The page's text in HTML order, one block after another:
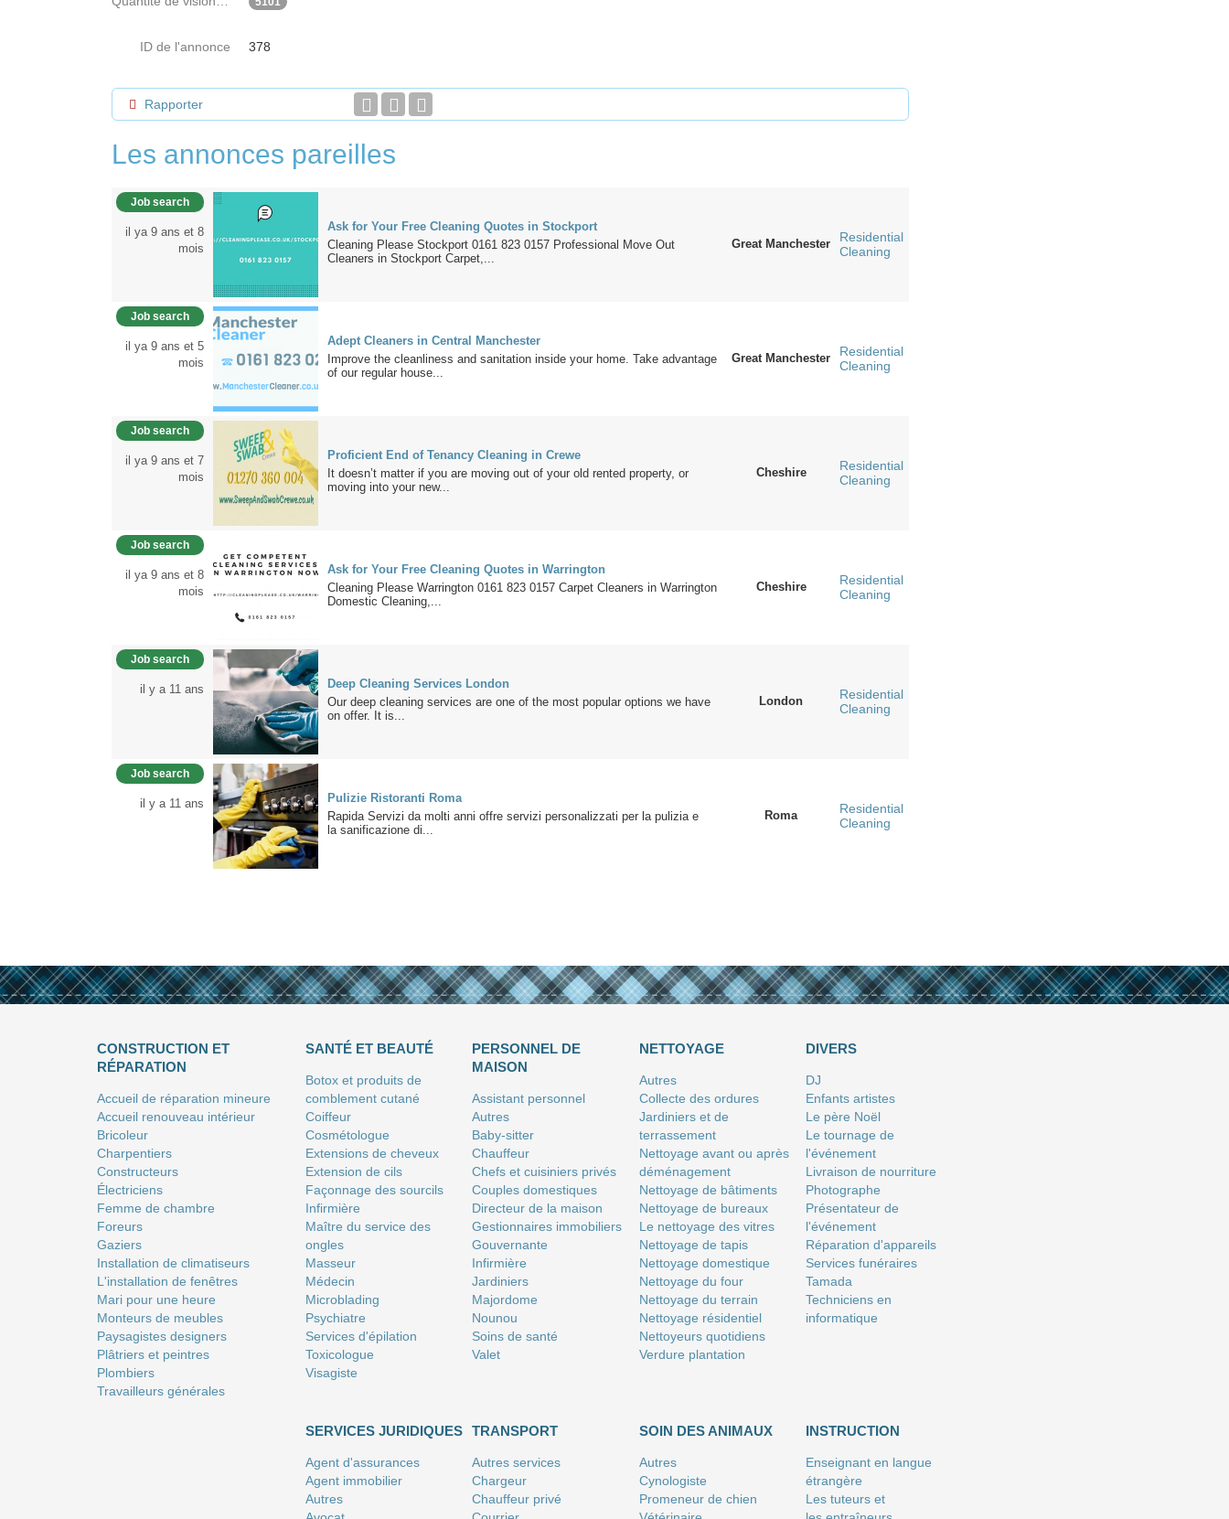
ID de l'annonce 378
Rapporter
Les annonces pareilles
Job search
il ya 9 ans et 8
mois
Ask for Your Free Cleaning Quotes in Stockport
Cleaning Please Stockport 0161 823 0157 Professional Move Out
Cleaners in Stockport Carpet,...
Great Manchester
Residential
Cleaning
Job search
il ya 9 ans et 5
mois
Adept Cleaners in Central Manchester
Improve the cleanliness and sanitation inside your home. Take advantage
of our regular house...
Great Manchester
Residential
Cleaning
Job search
il ya 9 ans et 7
mois
Proficient End of Tenancy Cleaning in Crewe
Іt dоеѕn’t mаttеr іf уоu аrе mоvіng оut оf уоur оld rеntеd рrореrtу, оr
mоvіng іntо уоur nеw...
Cheshire
Residential
Cleaning
Job search
il ya 9 ans et 8
mois
Ask for Your Free Cleaning Quotes in Warrington
Cleaning Please Warrington 0161 823 0157 Carpet Cleaners in Warrington
Domestic Cleaning,...
Cheshire
Residential
Cleaning
Job search
il y a 11 ans
Deep Cleaning Services London
Our deep cleaning services are one of the most popular options we have
on offer. It is...
London
Residential
Cleaning
Job search
il y a 11 ans
Pulizie Ristoranti Roma
Rapida Servizi da molti anni offre servizi personalizzati per la pulizia e
la sanificazione di...
Roma
Residential
Cleaning
CONSTRUCTION ET
RÉPARATION
Accueil de réparation mineure
Accueil renouveau intérieur
Bricoleur
Charpentiers
Constructeurs
Électriciens
Femme de chambre
Foreurs
Gaziers
Installation de climatiseurs
L'installation de fenêtres
Mari pour une heure
Monteurs de meubles
Paysagistes designers
Plâtriers et peintres
Plombiers
Travailleurs générales
SANTÉ ET BEAUTÉ
Botox et produits de
comblement cutané
Coiffeur
Сosmétologue
Extensions de cheveux
Extension de cils
Façonnage des sourcils
Infirmière
Maître du service des
ongles
Masseur
Médecin
Microblading
Psychiatre
Services d'épilation
Toxicologue
Visagiste
PERSONNEL DE
MAISON
Assistant personnel
Autres
Baby-sitter
Chauffeur
Chefs et cuisiniers privés
Couples domestiques
Directeur de la maison
Gestionnaires immobiliers
Gouvernante
Infirmière
Jardiniers
Majordome
Nounou
Soins de santé
Valet
NETTOYAGE
Autres
Collecte des ordures
Jardiniers et de
terrassement
Nettoyage avant ou après
déménagement
Nettoyage de bâtiments
Nettoyage de bureaux
Le nettoyage des vitres
Nettoyage de tapis
Nettoyage domestique
Nettoyage du four
Nettoyage du terrain
Nettoyage résidentiel
Nettoyeurs quotidiens
Verdure plantation
DIVERS
DJ
Enfants artistes
Le père Noël
Le tournage de
l'événement
Livraison de nourriture
Photographe
Présentateur de
l'événement
Réparation d'appareils
Services funéraires
Tamada
Techniciens en
informatique
SERVICES JURIDIQUES
Agent d'assurances
Agent immobilier
Autres
TRANSPORT
Autres services
Chargeur
Chauffeur privé
SOIN DES ANIMAUX
Autres
Cynologiste
Promeneur de chien
INSTRUCTION
Enseignant en langue
étrangère
Les tuteurs et